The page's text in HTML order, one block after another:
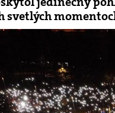
svetlých